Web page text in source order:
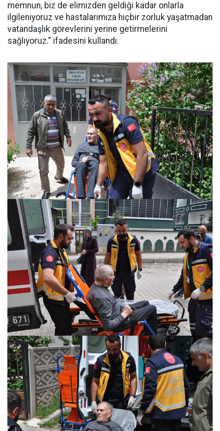
memnun, biz de elimizden geldiği kadar onlarla
ilgileniyoruz ve hastalarımıza hiçbir zorluk yaşatmadan
vatandaşlık görevlerini yerine getirmelerini
sağlıyoruz.” ifadesini kullandı.